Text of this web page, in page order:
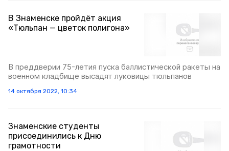
В Знаменске пройдёт акция
«Тюльпан — цветок полигона»
В преддверии 75-летия пуска баллистической ракеты на
военном кладбище высадят луковицы тюльпанов
14 октября 2022, 10:34
Знаменские студенты
присоединились к Дню
грамотности